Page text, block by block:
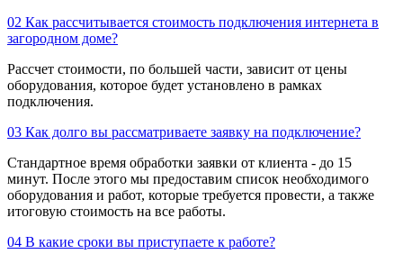
02 Как рассчитывается стоимость подключения интернета в
загородном доме?
Рассчет стоимости, по большей части, зависит от цены
оборудования, которое будет установлено в рамках
подключения.
03 Как долго вы рассматриваете заявку на подключение?
Стандартное время обработки заявки от клиента - до 15
минут. После этого мы предоставим список необходимого
оборудования и работ, которые требуется провести, а также
итоговую стоимость на все работы.
04 В какие сроки вы приступаете к работе?